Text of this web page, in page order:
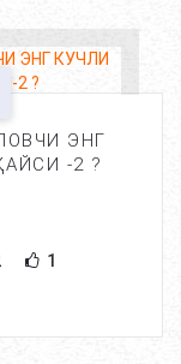
ЭНГ
-2 ?
1